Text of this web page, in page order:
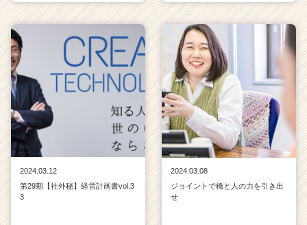
2024.03.12
第29期【社外秘】経営計画書vol.3
3
2024.03.08
ジョイントで橋と人の力を引き出
せ